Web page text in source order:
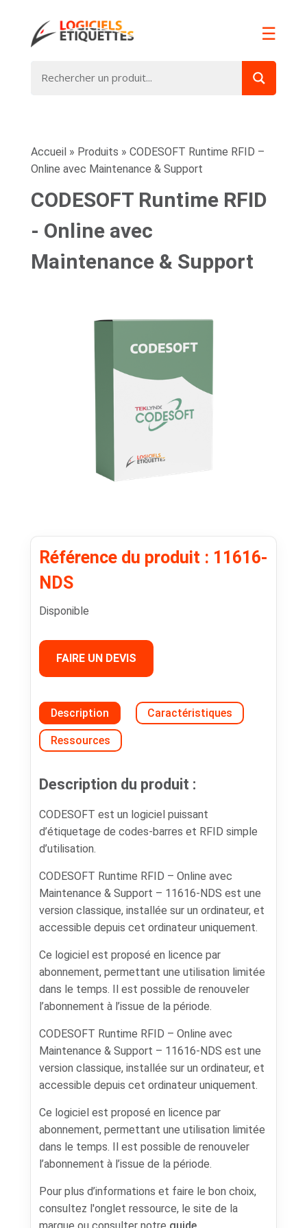
☰
Accueil » Produits » CODESOFT Runtime RFID –
Online avec Maintenance & Support
CODESOFT Runtime RFID
- Online avec
Maintenance & Support
Référence du produit : 11616-
NDS
Disponible
FAIRE UN DEVIS
Description Caractéristiques
Ressources
Description du produit :
CODESOFT est un logiciel puissant
d’étiquetage de codes-barres et RFID simple
d’utilisation.
CODESOFT Runtime RFID – Online avec
Maintenance & Support – 11616-NDS est une
version classique, installée sur un ordinateur, et
accessible depuis cet ordinateur uniquement.
Ce logiciel est proposé en licence par
abonnement, permettant une utilisation limitée
dans le temps. Il est possible de renouveler
l’abonnement à l’issue de la période.
CODESOFT Runtime RFID – Online avec
Maintenance & Support – 11616-NDS est une
version classique, installée sur un ordinateur, et
accessible depuis cet ordinateur uniquement.
Ce logiciel est proposé en licence par
abonnement, permettant une utilisation limitée
dans le temps. Il est possible de renouveler
l’abonnement à l’issue de la période.
Pour plus d’informations et faire le bon choix,
consultez l'onglet ressource, le site de la